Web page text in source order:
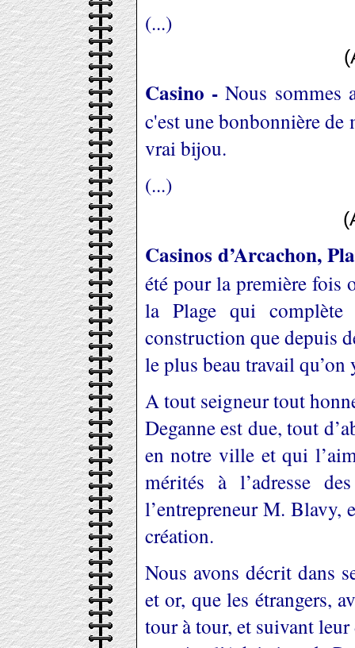
(...)
Casino -Nous sommes
c'est une bonbonnière
vrai bijou.
(...)
Casinos d’Arcachon,
été pour la première fois
la Plage qui
construction que depuis
le plus beau travail qu’on
A tout seigneur tout
Deganne est due, tout
en notre ville et qui
mérités à l’adresse
l’entrepreneur M. Blavy,
création.
Nous avons décrit dans
et or, que les étrangers,
tour à tour, et suivant